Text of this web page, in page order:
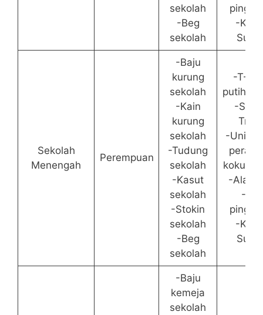
sekolah
-Beg
sekolah
-
Sekolah
Menengah
Perempuan
-Baju
kurung
sekolah
-Kain
kurung
sekolah
-Tudung
sekolah
-Kasut
sekolah
-Stokin
sekolah
-Beg
sekolah
-T-
putih/
-
-
-Alat
-Tali
-
-Baju
kemeja
sekolah